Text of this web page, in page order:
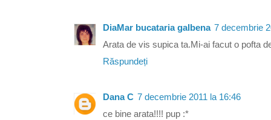
DiaMar bucataria galbena 7 decembrie
Arata de vis supica ta.Mi-ai facut o pofta
Răspundeți
Dana C 7 decembrie 2011 la 16:46
ce bine arata!!!! pup :*